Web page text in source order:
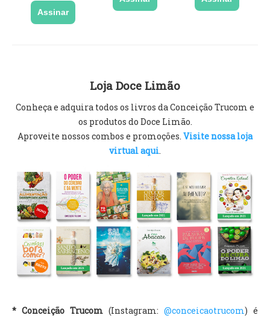
Assinar
Loja Doce Limão
Conheça e adquira todos os livros da Conceição Trucom e
os produtos do Doce Limão.
Aproveite nossos combos e promoções. Visite nossa loja
virtual aqui.
* Conceição Trucom (Instagram: @conceicaotrucom) é